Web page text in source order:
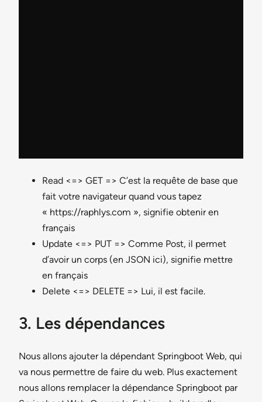
Read <=> GET => C’est la requête de base que
fait votre navigateur quand vous tapez
« https://raphlys.com », signifie obtenir en
français
Update <=> PUT => Comme Post, il permet
d’avoir un corps (en JSON ici), signifie mettre
en français
Delete <=> DELETE => Lui, il est facile.
3. Les dépendances
Nous allons ajouter la dépendant Springboot Web, qui
va nous permettre de faire du web. Plus exactement
nous allons remplacer la dépendance Springboot par